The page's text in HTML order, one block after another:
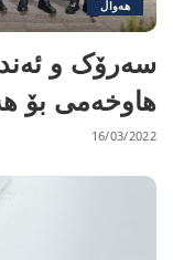
هەواڵ
سەرۆک و
هاوخەمی بۆ
16/03/2022